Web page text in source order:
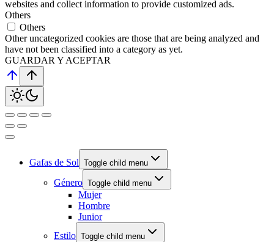
websites and collect information to provide customized ads.
Others
Others
Other uncategorized cookies are those that are being analyzed and
have not been classified into a category as yet.
GUARDAR Y ACEPTAR
Gafas de Sol Toggle child menu
Género Toggle child menu
Mujer
Hombre
Junior
Estilo Toggle child menu